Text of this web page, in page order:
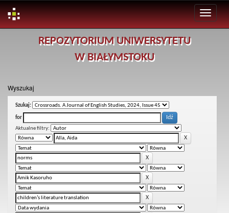
REPOZYTORIUM UNIWERSYTETU
W BIAŁYMSTOKU
Wyszukaj
Szukaj:
for
Aktualne filtry: